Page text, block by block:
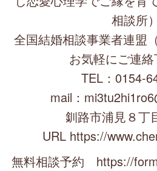
相談所）
全国結婚相談事業者連盟
お気軽にご連絡
TEL：0154-
mail：
釧路市浦見８丁
URL https://
無料相談予約 https://